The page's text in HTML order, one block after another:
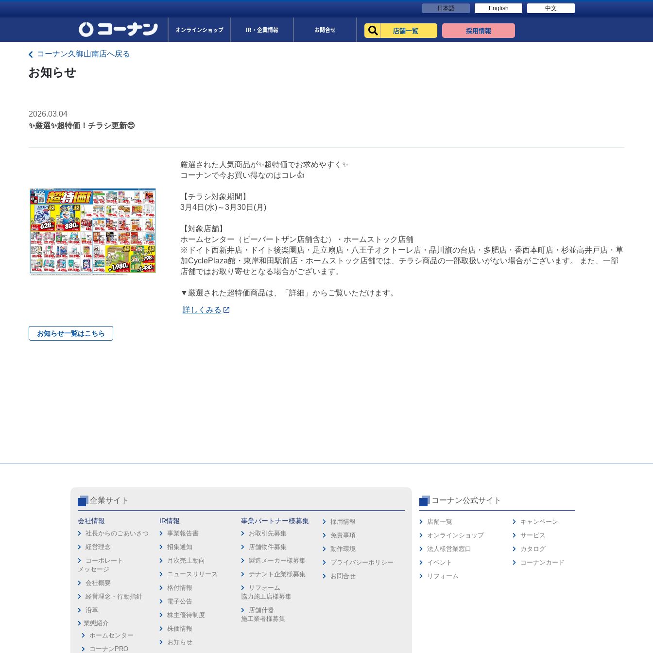
日本語 English 中文
オンラインショップ IR・企業情報 お問合せ 店舗一覧 採用情報
コーナン久御山南店へ戻る
お知らせ
2026.03.04
✨厳選✨超特価！チラシ更新😊
厳選された人気商品が✨超特価でお求めやすく✨
コーナンで今お買い得なのはコレ👍
【チラシ対象期間】
3月4日(水)～3月30日(月)
【対象店舗】
ホームセンター（ビーバートザン店舗含む）・ホームストック店舗
※ドイト西新井店・ドイト後楽園店・足立扇店・八王子オクトーレ店・品川旗の台店・多肥店・香西本町店・杉並高井戸店・草
加CyclePlaza館・東岸和田駅前店・ホームストック店舗では、チラシ商品の一部取扱いがない場合がございます。 また、一部
店舗ではお取り寄せとなる場合がございます。
▼厳選された超特価商品は、「詳細」からご覧いただけます。
詳しくみる
お知らせ一覧はこちら
企業サイト
会社情報
社長からのごあいさつ
経営理念
コーポレート
メッセージ
会社概要
経営理念・行動指針
沿革
業態紹介
ホームセンター
コーナンPRO
IR情報
事業報告書
招集通知
月次売上動向
ニュースリリース
格付情報
電子公告
株主優待制度
株価情報
お知らせ
事業パートナー様募集
お取引先募集
店舗物件募集
製造メーカー様募集
テナント企業様募集
リフォーム
協力施工店様募集
店舗什器
施工業者様募集
採用情報
免責事項
動作環境
プライバシーポリシー
お問合せ
コーナン公式サイト
店舗一覧
オンラインショップ
法人様営業窓口
イベント
リフォーム
キャンペーン
サービス
カタログ
コーナンカード